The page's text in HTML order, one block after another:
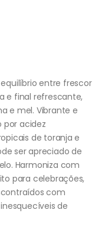
entre frescor
e final refrescante,
e mel. Vibrante e
por acidez
de toranja e
ser apreciado de
Harmoniza com
para celebrações,
com
de